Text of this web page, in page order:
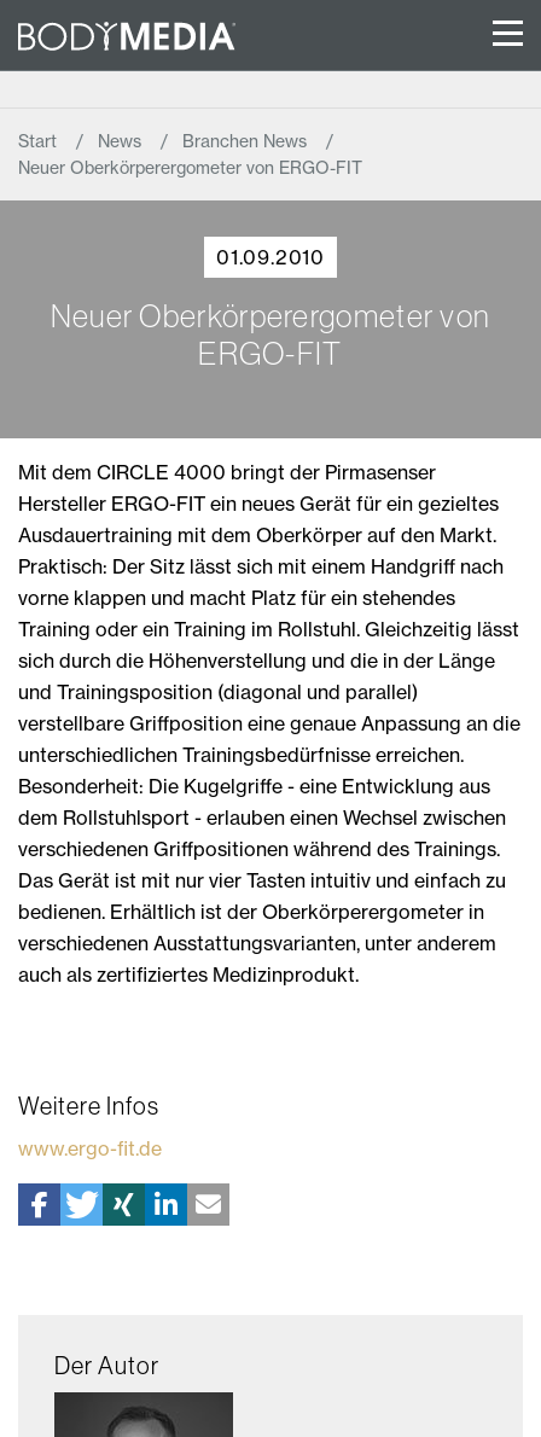
Start News
Branchen News
Neuer Oberkörperergometer von ERGO-FIT
01.09.2010
Neuer Oberkörperergometer von
ERGO-FIT
Mit dem CIRCLE 4000 bringt der Pirmasenser
Hersteller ERGO-FIT ein neues Gerät für ein gezieltes
Ausdauertraining mit dem Oberkörper auf den Markt.
Praktisch: Der Sitz lässt sich mit einem Handgriff nach
vorne klappen und macht Platz für ein stehendes
Training oder ein Training im Rollstuhl. Gleichzeitig lässt
sich durch die Höhenverstellung und die in der Länge
und Trainingsposition (diagonal und parallel)
verstellbare Griffposition eine genaue Anpassung an die
unterschiedlichen Trainingsbedürfnisse erreichen.
Besonderheit: Die Kugelgriffe - eine Entwicklung aus
dem Rollstuhlsport - erlauben einen Wechsel zwischen
verschiedenen Griffpositionen während des Trainings.
Das Gerät ist mit nur vier Tasten intuitiv und einfach zu
bedienen. Erhältlich ist der Oberkörperergometer in
verschiedenen Ausstattungsvarianten, unter anderem
auch als zertifiziertes Medizinprodukt.
Weitere Infos
www.ergo-fit.de
Der Autor